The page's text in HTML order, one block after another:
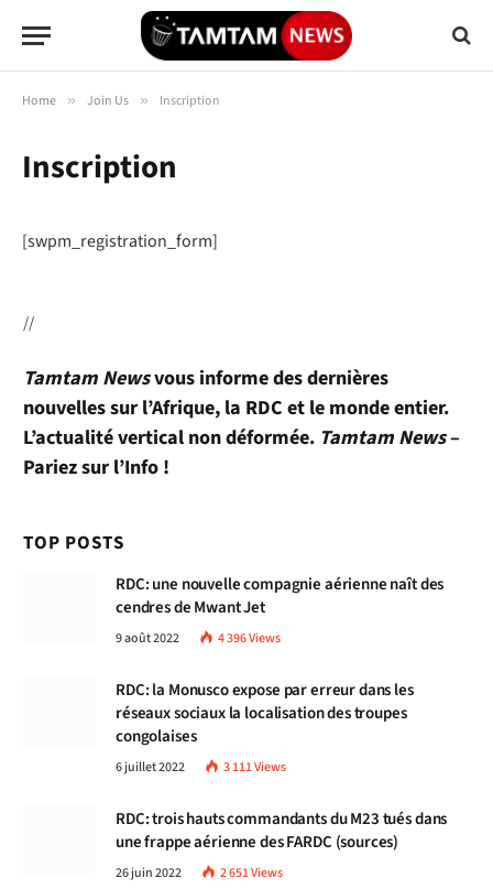
Home » Join Us » Inscription
Inscription
[swpm_registration_form]
//
Tamtam Newsvous informe des dernières
nouvelles sur l’Afrique, la RDC et le monde entier.
L’actualité vertical non déformée. Tamtam News–
Pariez sur l’Info !
TOP POSTS
RDC: une nouvelle compagnie aérienne naît des
cendres de Mwant Jet
9 août 2022 4 396Views
RDC: la Monusco expose par erreur dans les
réseaux sociaux la localisation des troupes
congolaises
6 juillet 2022 3 111Views
RDC: trois hauts commandants du M23 tués dans
une frappe aérienne des FARDC (sources)
26 juin 2022 2 651Views